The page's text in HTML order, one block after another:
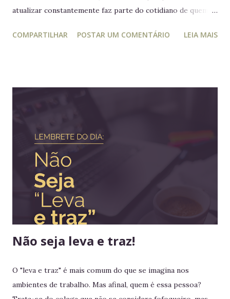
atualizar constantemente faz parte do cotidiano de quem
planejamento e gestão a leitura e atualização frequente é
territórios alheios, mas nenhum deles tinha ido tão longe a
ponto de cruzar um oceano para viver e reinar do outro
lado do mundo. Embora os europeus dominassem colônias
imensas em diversos continentes, até aquele momento
nenhum rei havia colocado os pés em seus territórios
ultramarinos para uma simples...
COMPARTILHAR POSTAR UM COMENTÁRIO LEIA MAIS
Não seja leva e traz!
O "leva e traz" é mais comum do que se imagina nos
ambientes de trabalho. Mas afinal, quem é essa pessoa?